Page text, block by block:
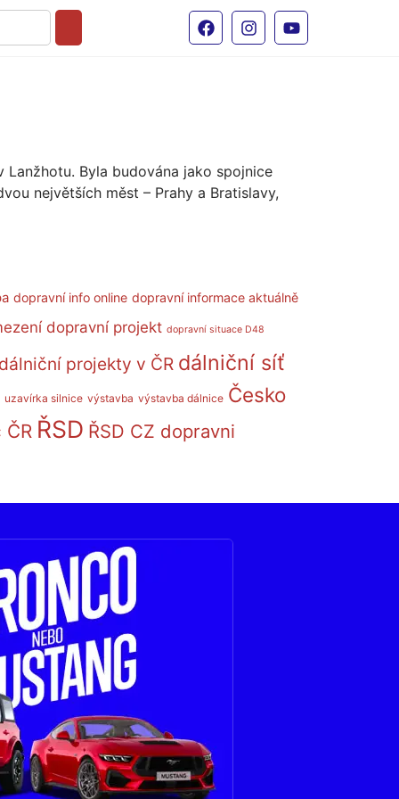
Byla budována jako spojnice
největších měst – Prahy a Bratislavy,
dopravní info online dopravní informace aktuálně
dopravní projekt dopravní situace D48
projekty v ČR dálniční síť
uzavírka silnice výstavba výstavba dálnice Česko
ŘSD ŘSD CZ dopravni